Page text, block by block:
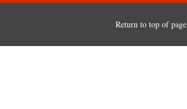
Return to top of page